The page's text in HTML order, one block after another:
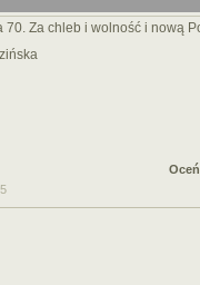
70. Za chleb i wolność i nową